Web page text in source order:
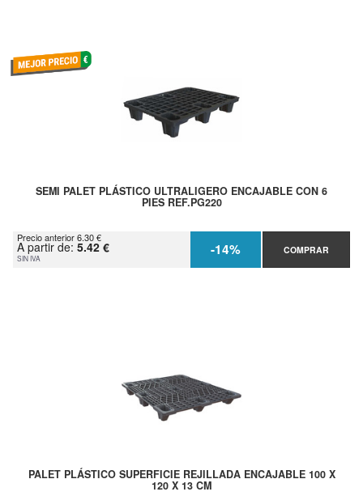
SEMI PALET PLÁSTICO ULTRALIGERO ENCAJABLE CON 6
PIES REF.PG220
Precio anterior 6.30 €
A partir de: 5.42 €
SIN IVA -14% COMPRAR
PALET PLÁSTICO SUPERFICIE REJILLADA ENCAJABLE 100 X
120 X 13 CM